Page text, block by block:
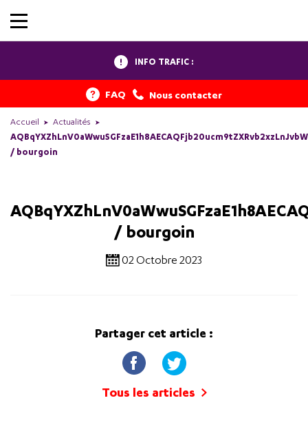
INFO TRAFIC :
FAQ Nous contacter
Accueil
Actualités
/ bourgoin
/ bourgoin
02 Octobre 2023
Partager cet article :
Tous les articles